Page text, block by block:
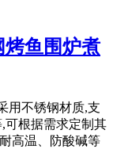
鱼围炉煮
用不锈钢材质,支
可根据需求定制其
高温、防酸碱等